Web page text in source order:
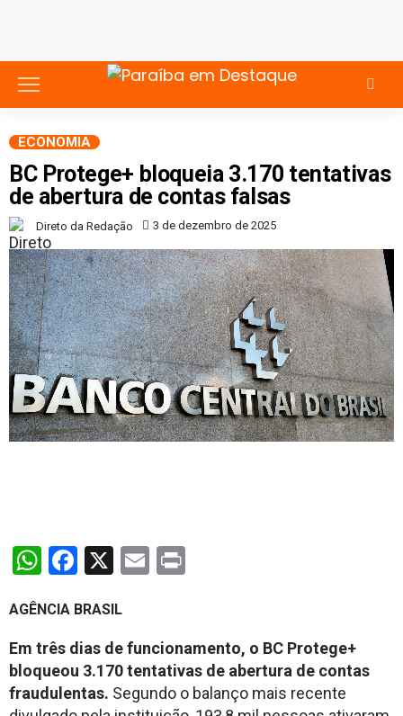
ECONOMIA
BC Protege+ bloqueia 3.170 tentativas
de abertura de contas falsas
Direto da Redação 3 de dezembro de 2025
WhatsApp
Facebook
X Email
AGÊNCIA BRASIL
Em três dias de funcionamento, o BC Protege+
bloqueou 3.170 tentativas de abertura de contas
fraudulentas. Segundo o balanço mais recente